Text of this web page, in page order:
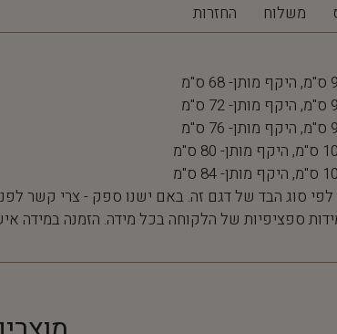
משלוח החזרות
לפי סוג הבד של דגם זה. באם ישנו ספק - צרי קשר
ספציפיות של הלקוחה בכל מידה. הזמנה במידה